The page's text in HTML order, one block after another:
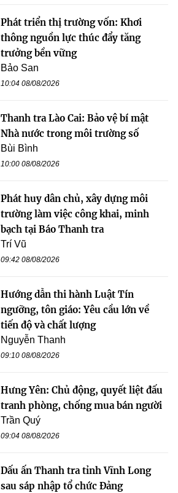
Phát triển thị trường vốn: Khơi
thông nguồn lực thúc đẩy tăng
trưởng bền vững
Bảo San
10:04 08/08/2026
Thanh tra Lào Cai: Bảo vệ bí mật
Nhà nước trong môi trường số
Bùi Bình
10:00 08/08/2026
Phát huy dân chủ, xây dựng môi
trường làm việc công khai, minh
bạch tại Báo Thanh tra
Trí Vũ
09:42 08/08/2026
Hướng dẫn thi hành Luật Tín
ngưỡng, tôn giáo: Yêu cầu lớn về
tiến độ và chất lượng
Nguyễn Thanh
09:10 08/08/2026
Hưng Yên: Chủ động, quyết liệt đấu
tranh phòng, chống mua bán người
Trần Quý
09:04 08/08/2026
Dấu ấn Thanh tra tỉnh Vĩnh Long
sau sáp nhập tổ chức Đảng